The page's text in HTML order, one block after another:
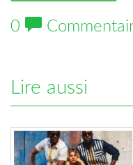
0
Lire aussi